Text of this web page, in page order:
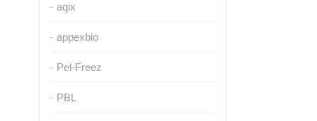
aqix
appexbio
Pel-Freez
PBL